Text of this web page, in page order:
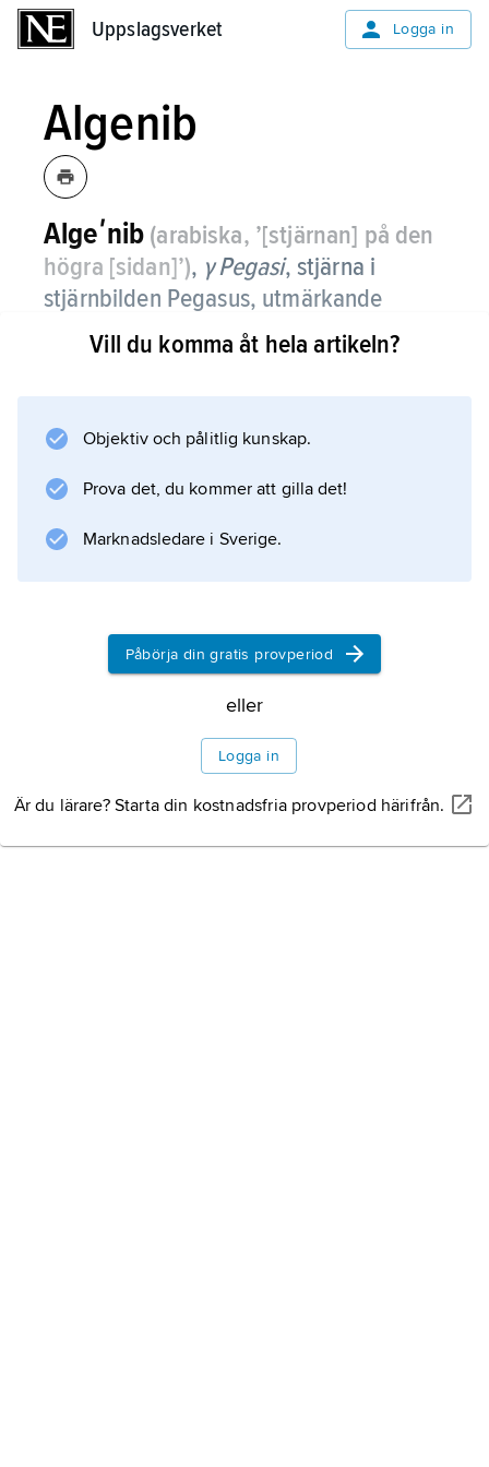
Uppslagsverket Logga in
Algenib
Algeʹnib (arabiska, ’[stjärnan] på den
högra [sidan]’), γ Pegasi, stjärna i
stjärnbilden Pegasus, utmärkande
Pegasuskvadratens sydöstra hörn (se
Pegasus ).
Mirfak
Vill du komma åt hela artikeln?
Objektiv och pålitlig kunskap.
Prova det, du kommer att gilla det!
Marknadsledare i Sverige.
Påbörja din gratis provperiod
eller
Logga in
Är du lärare? Starta din kostnadsfria provperiod härifrån.